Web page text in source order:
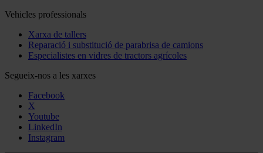
Vehicles professionals
Xarxa de tallers
Reparació i substitució de parabrisa de camions
Especialistes en vidres de tractors agrícoles
Segueix-nos a les xarxes
Facebook
X
Youtube
LinkedIn
Instagram